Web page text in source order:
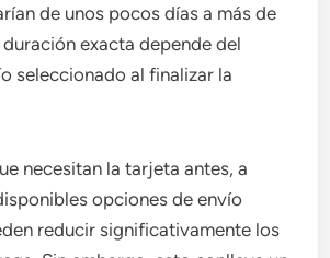
de unos pocos días a más de
duración exacta depende del
seleccionado al finalizar la
necesitan la tarjeta antes, a
opciones de envío
reducir significativamente los